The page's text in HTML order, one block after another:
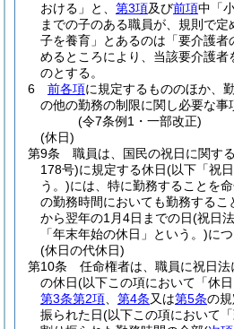
おける」と、 第3項及び前項中「
までの子のある職員が、規則で
子を養育」とあるのは「要介護者
めるところにより、当該要介護者
のとする。
6
前各項に規定するもののほか、
の他の勤務の制限に関し必要な事
(令7条例1・一部改正)
(休日)
第9条
職員は、国民の祝日に関す
178号)に規定する休日(以下「祝
う。)には、特に勤務することを
の勤務時間においても勤務するこ
から翌年の1月4日までの日(祝日
「年末年始の休日」という。)に
(休日の代休日)
第10条
任命権者は、職員に祝日
の休日(以下この項において「休
第3条第2項
第4条又は第5条の
振られた日(以下この項において